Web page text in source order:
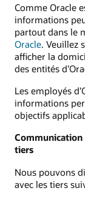
Comme Oracle
informations
partout dans le
Oracle. Veuillez
afficher la
des entités
Les employés
informations
objectifs
Communication
tiers
Nous pouvons
avec les tiers